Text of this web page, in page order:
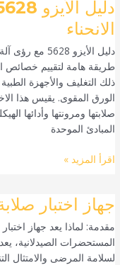
الانحناء
دليل الأيزو
طريقة هامة لتقييم خصائص
ذلك التغليف والأجهزة
الورق المقوى. يقيس هذا
المبادئ الموحدة
دليل
الأيزو
5628
مع
رؤى
آلة
اختبار
صلابة
الانحناء
اقرأ المزيد »
جهاز اختبار
مقدمة: لماذا يعد جهاز
المستحضرات الصيدلانية،
لسلامة المرضى والامتثال
جهاز
اختبار
صلابة
الأقراص